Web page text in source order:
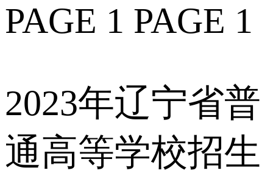
PAGE 1 PAGE 1
2023年辽宁省普
通高等学校招生